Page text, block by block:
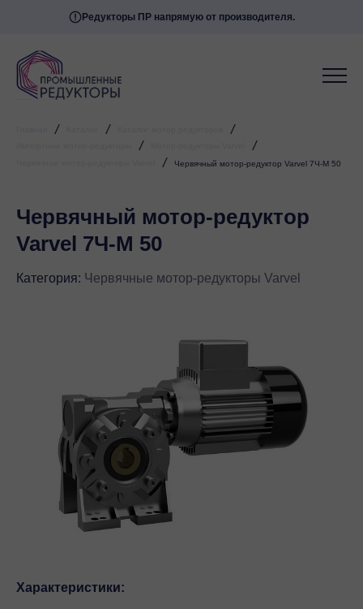
Редукторы ПР напрямую от производителя.
/ / /
/ /
/ Червячный мотор-редуктор Varvel 7Ч-М 50
Червячный мотор-редуктор
Varvel 7Ч-М 50
Категория: Червячные мотор-редукторы Varvel
Характеристики: